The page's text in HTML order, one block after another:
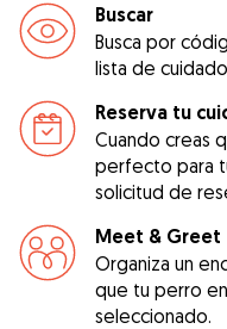
Buscar
Busca por
lista de
Reserva tu
Cuando creas
perfecto para
solicitud de
Meet & Greet
Organiza un
que tu perro
seleccionado.